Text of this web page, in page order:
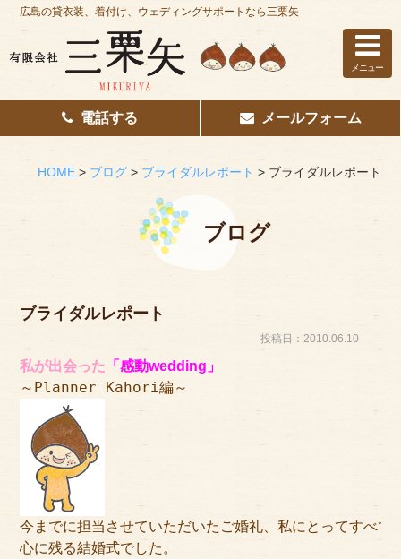
ホーム
はじめての方へ
その他サービス
アクセス
サイズのはかり方
よくある質問
ブログ
広島の貸衣装、着付け、ウェディングサポートなら三栗矢
メニュー
電話する メールフォーム
HOME> ブログ> ブライダルレポート > ブライダルレポート
ブログ
ブライダルレポート
投稿日：2010.06.10
私が出会った 「感動wedding」
～Planner Kahori編～
今までに担当させていただいたご婚礼、私にとってすべて
心に残る結婚式でした。